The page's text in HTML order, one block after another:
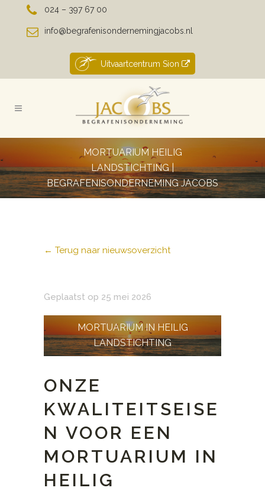
024 – 397 67 00
info@begrafenisondernemingjacobs.nl
Uitvaartcentrum Sion
MORTUARIUM HEILIG
LANDSTICHTING |
BEGRAFENISONDERNEMING JACOBS
← Terug naar nieuwsoverzicht
Geplaatst op 25 mei 2026
MORTUARIUM IN HEILIG
LANDSTICHTING
ONZE
KWALITEITSEISE
N VOOR EEN
MORTUARIUM IN
HEILIG